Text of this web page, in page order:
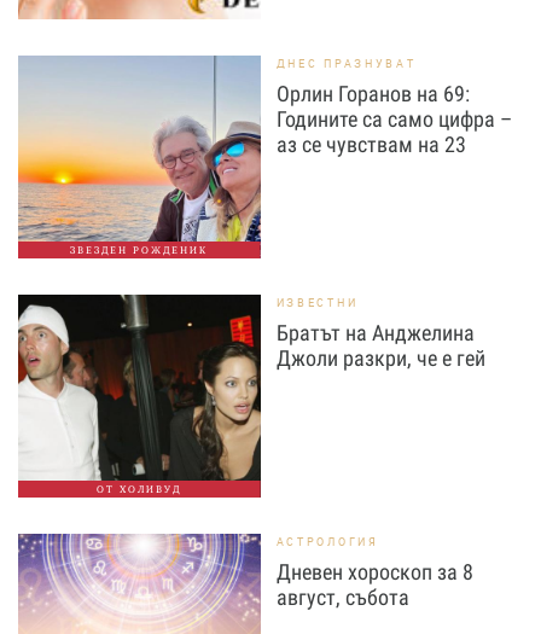
ЗВЕЗДЕН РОЖДЕНИК
ДНЕС ПРАЗНУВАТ
Орлин Горанов на 69:
Годините са само цифра –
аз се чувствам на 23
ОТ ХОЛИВУД
ИЗВЕСТНИ
Братът на Анджелина
Джоли разкри, че е гей
АСТРОЛОГИЯ
Дневен хороскоп за 8
август, събота